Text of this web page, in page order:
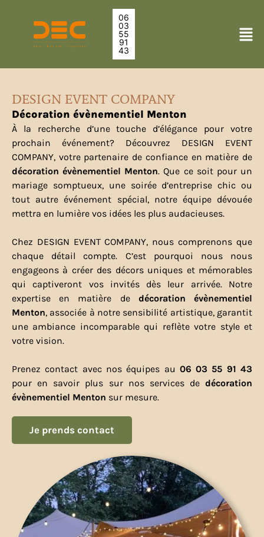
06
03
55
91
43
DESIGN EVENT COMPANY
Décoration évènementiel Menton
À la recherche d’une touche d’élégance pour votre
prochain événement? Découvrez DESIGN EVENT
COMPANY, votre partenaire de confiance en matière de
décoration évènementiel Menton. Que ce soit pour un
mariage somptueux, une soirée d’entreprise chic ou
tout autre événement spécial, notre équipe dévouée
mettra en lumière vos idées les plus audacieuses.
Chez DESIGN EVENT COMPANY, nous comprenons que
chaque détail compte. C’est pourquoi nous nous
engageons à créer des décors uniques et mémorables
qui captiveront vos invités dès leur arrivée. Notre
expertise en matière de décoration évènementiel
Menton, associée à notre sensibilité artistique, garantit
une ambiance incomparable qui reflète votre style et
votre vision.
Prenez contact avec nos équipes au 06 03 55 91 43
pour en savoir plus sur nos services de décoration
évènementiel Menton sur mesure.
Je prends contact